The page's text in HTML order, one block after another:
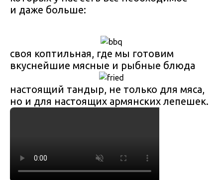
и даже больше:
своя коптильная, где мы готовим
вкуснейшие мясные и рыбные блюда
настоящий тандыр, не только для мяса,
но и для настоящих армянских лепешек.